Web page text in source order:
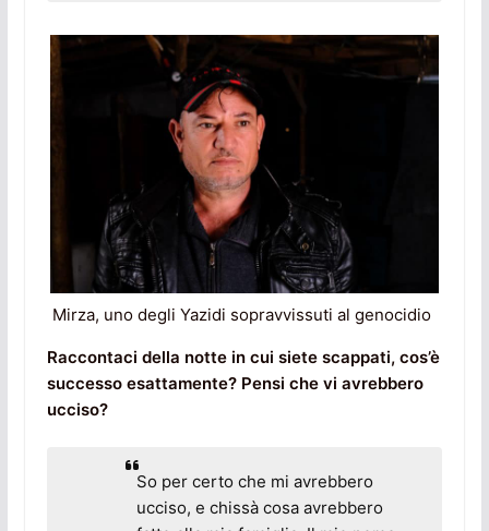
Mirza, uno degli Yazidi sopravvissuti al genocidio
Raccontaci della notte in cui siete scappati, cos’è
successo esattamente? Pensi che vi avrebbero
ucciso?
So per certo che mi avrebbero
ucciso, e chissà cosa avrebbero